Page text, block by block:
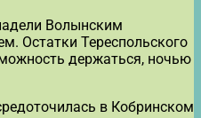
Волынским
Остатки Тереспольского
держаться, ночью
в Кобринском